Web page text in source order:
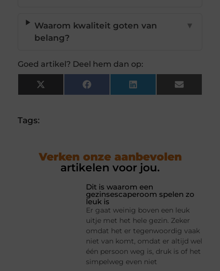
Waarom kwaliteit goten van
belang?
▼
Goed artikel? Deel hem dan op:
X
(Twitter)
Facebook LinkedIn Email
Tags:
Verken onze aanbevolen
artikelen voor jou.
Dit is waarom een
gezinsescaperoom spelen zo
leuk is
Er gaat weinig boven een leuk
uitje met het hele gezin. Zeker
omdat het er tegenwoordig vaak
niet van komt, omdat er altijd wel
één persoon weg is, druk is of het
simpelweg even niet